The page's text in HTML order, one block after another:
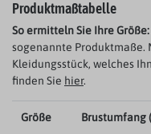
Produktmaßtabelle
So ermitteln Sie Ihre Größe:
sogenannte Produktmaße.
Kleidungsstück, welches
finden Sie hier.
Größe Brustumfang